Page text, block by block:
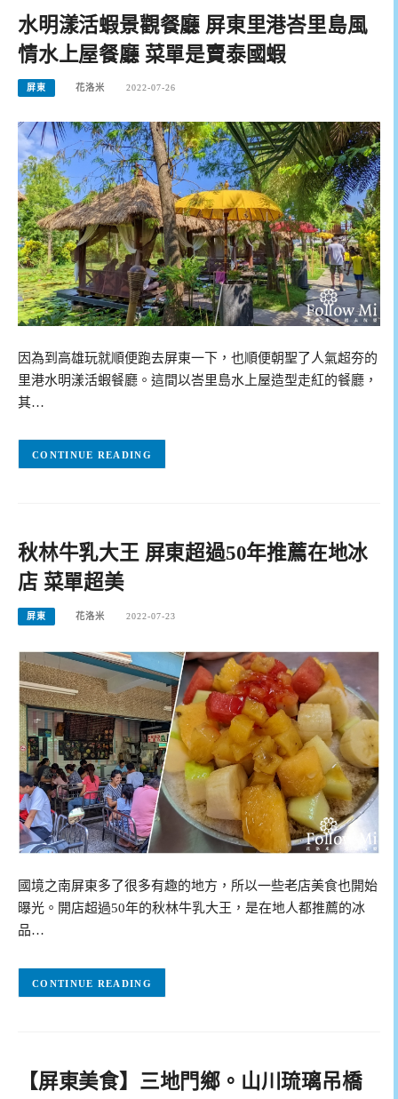
水明漾活蝦景觀餐廳 屏東里港峇里島風
情水上屋餐廳 菜單是賣泰國蝦
屏東 花洛米 2022-07-26
因為到高雄玩就順便跑去屏東一下，也順便朝聖了人氣超夯的
里港水明漾活蝦餐廳。這間以峇里島水上屋造型走紅的餐廳，
其…
CONTINUE READING
秋林牛乳大王 屏東超過50年推薦在地冰
店 菜單超美
屏東 花洛米 2022-07-23
國境之南屏東多了很多有趣的地方，所以一些老店美食也開始
曝光。開店超過50年的秋林牛乳大王，是在地人都推薦的冰
品…
CONTINUE READING
【屏東美食】三地門鄉。山川琉璃吊橋